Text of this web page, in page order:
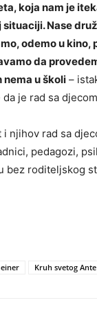
koja nam je
Nase
odemo u
da
u školi –
je rad sa
njihov rad sa
pedagozi,
bez roditeljskog
Kruh svetog Ante